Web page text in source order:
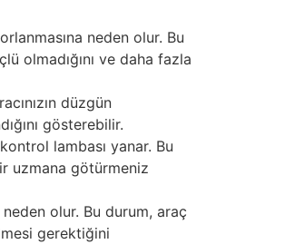
neden olur. Bu
olmadığını ve daha fazla
düzgün
gösterebilir.
lambası yanar. Bu
uzmana götürmeniz
olur. Bu durum, araç
gerektiğini